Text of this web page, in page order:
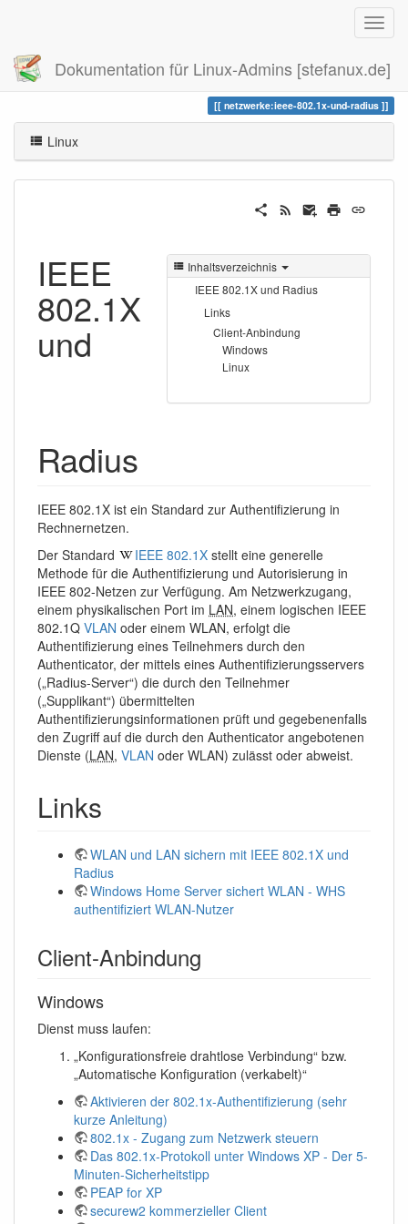
Dokumentation für Linux-Admins [stefanux.de]
Zuletzt angesehen ieee-802.1x-und-radius
netzwerke:ieee-802.1x-und-radius
Linux
Inhaltsverzeichnis
IEEE 802.1X und Radius
Links
Client-Anbindung
Windows
Linux
IEEE
802.1X
und
Radius
IEEE 802.1X ist ein Standard zur Authentifizierung in
Rechnernetzen.
Der Standard
IEEE 802.1X stellt eine generelle
Methode für die Authentifizierung und Autorisierung in
IEEE 802-Netzen zur Verfügung. Am Netzwerkzugang,
einem physikalischen Port im LAN, einem logischen IEEE
802.1Q VLAN oder einem WLAN, erfolgt die
Authentifizierung eines Teilnehmers durch den
Authenticator, der mittels eines Authentifizierungsservers
(„Radius-Server“) die durch den Teilnehmer
(„Supplikant“) übermittelten
Authentifizierungsinformationen prüft und gegebenenfalls
den Zugriff auf die durch den Authenticator angebotenen
Dienste (LAN, VLAN oder WLAN) zulässt oder abweist.
Links
WLAN und LAN sichern mit IEEE 802.1X und
Radius
Windows Home Server sichert WLAN - WHS
authentifiziert WLAN-Nutzer
Client-Anbindung
Windows
Dienst muss laufen:
„Konfigurationsfreie drahtlose Verbindung“ bzw.
„Automatische Konfiguration (verkabelt)“
Aktivieren der 802.1x-Authentifizierung (sehr
kurze Anleitung)
802.1x - Zugang zum Netzwerk steuern
Das 802.1x-Protokoll unter Windows XP - Der 5-
Minuten-Sicherheitstipp
PEAP for XP
securew2 kommerzieller Client